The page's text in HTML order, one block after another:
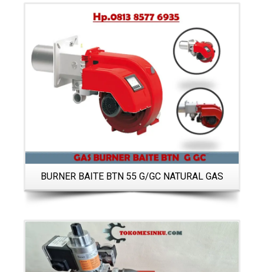
Details
BURNER BAITE BTN 55 G/GC NATURAL GAS
Details